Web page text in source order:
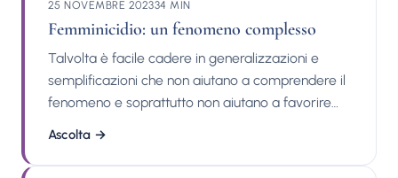
25 NOVEMBRE 202334 MIN
Femminicidio: un fenomeno complesso
Talvolta è facile cadere in generalizzazioni e
semplificazioni che non aiutano a comprendere il
fenomeno e soprattutto non aiutano a favorire
uno sguardo critico e scientifico, senza
Ascolta →